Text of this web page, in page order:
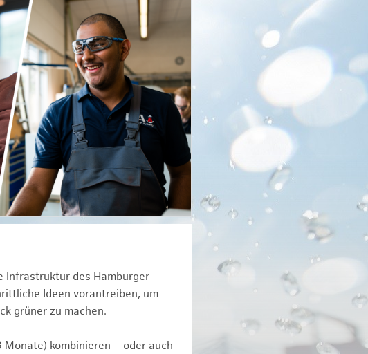
Infrastruktur des Hamburger
Ideen vorantreiben, um
grüner zu machen.
kombinieren – oder auch